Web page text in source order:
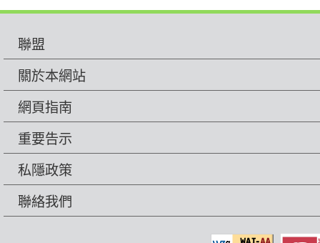
聯盟
關於本網站
網頁指南
重要告示
私隱政策
聯絡我們